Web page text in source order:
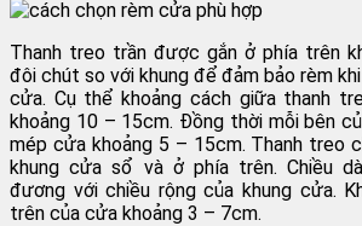
Thanh treo trần được gắn ở phía trên
đôi chút so với khung để đảm bảo rèm
cửa. Cụ thể khoảng cách giữa thanh
khoảng 10 – 15cm. Đồng thời mỗi bên
mép cửa khoảng 5 – 15cm. Thanh treo
khung cửa sổ và ở phía trên. Chiều
đương với chiều rộng của khung cửa.
trên của cửa khoảng 3 – 7cm.